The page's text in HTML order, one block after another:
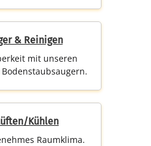
& Reinigen
mit unseren
Kühlen
Raumklima.